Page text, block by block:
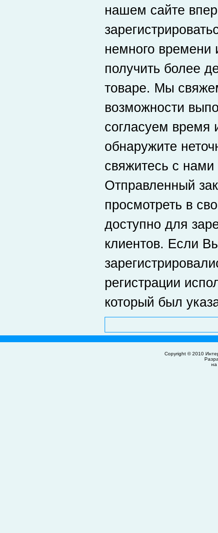
нашем сайте
немного времени
получить более
товаре. Мы
возможности
согласуем время
обнаружите
свяжитесь с
Отправленный
просмотреть в
доступно для
клиентов. Если
регистрации
который был
Copyright © 2010
на